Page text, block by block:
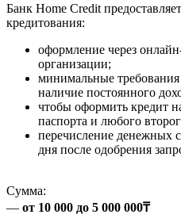
Банк Home Credit
кредитования:
оформление через
организации;
минимальные требования
наличие постоянного
чтобы оформить кредит
паспорта и любого
перечисление денежных
дня после одобрения
Сумма:
— от 10 000 до 5 000 000₸